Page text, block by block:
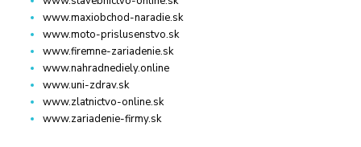
www.maxiobchod-naradie.sk
www.moto-prislusenstvo.sk
www.firemne-zariadenie.sk
www.nahradnediely.online
www.uni-zdrav.sk
www.zlatnictvo-online.sk
www.zariadenie-firmy.sk